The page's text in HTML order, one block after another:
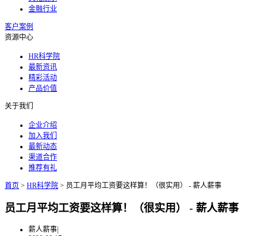
金融行业
客户案例
资源中心
HR科学院
最新资讯
精彩活动
产品价值
关于我们
企业介绍
加入我们
最新动态
渠道合作
推荐有礼
首页 > HR科学院 > 员工月平均工资要这样算！（很实用） - 薪人薪事
员工月平均工资要这样算！（很实用） - 薪人薪事
薪人薪事|